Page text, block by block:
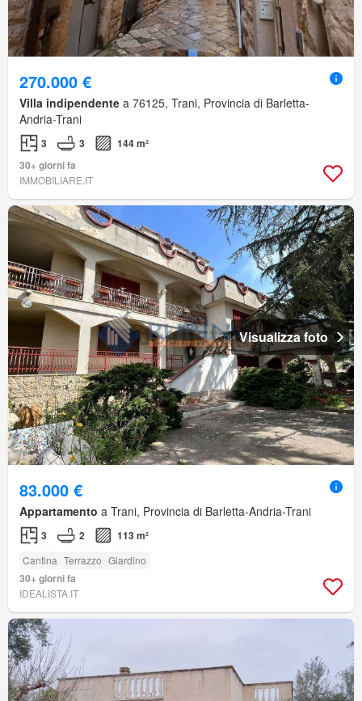
270.000 €
Villa indipendente a 76125, Trani, Provincia di Barletta-
Andria-Trani
3 3
144 m²
30+ giorni fa
IMMOBILIARE.IT
Visualizza foto
83.000 €
Appartamento a Trani, Provincia di Barletta-Andria-Trani
3 2 113 m²
Cantina Terrazzo Giardino
30+ giorni fa
IDEALISTA.IT